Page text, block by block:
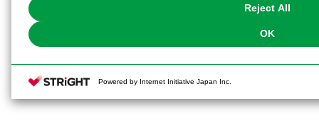
Reject All
OK
Powered by Internet Initiative Japan Inc.